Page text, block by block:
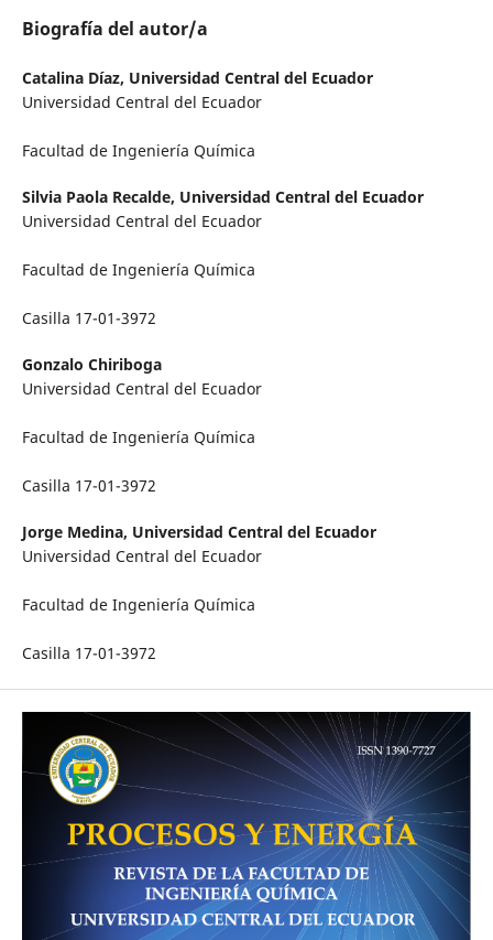
Biografía del autor/a
Catalina Díaz, Universidad Central del Ecuador
Universidad Central del Ecuador
Facultad de Ingeniería Química
Silvia Paola Recalde, Universidad Central del Ecuador
Universidad Central del Ecuador
Facultad de Ingeniería Química
Casilla 17-01-3972
Gonzalo Chiriboga
Universidad Central del Ecuador
Facultad de Ingeniería Química
Casilla 17-01-3972
Jorge Medina, Universidad Central del Ecuador
Universidad Central del Ecuador
Facultad de Ingeniería Química
Casilla 17-01-3972